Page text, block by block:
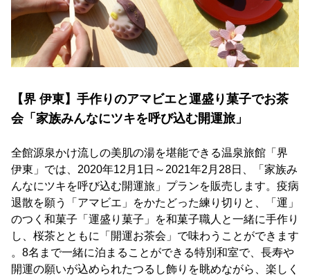
【界 伊東】手作りのアマビエと運盛り菓子でお茶
会「家族みんなにツキを呼び込む開運旅」
全館源泉かけ流しの美肌の湯を堪能できる温泉旅館「界
伊東」では、2020年12月1日～2021年2月28日、「家族み
んなにツキを呼び込む開運旅」プランを販売します。疫病
退散を願う「アマビエ」をかたどった練り切りと、「運」
のつく和菓子「運盛り菓子」を和菓子職人と一緒に手作り
し、桜茶とともに「開運お茶会」で味わうことができます
。8名まで一緒に泊まることができる特別和室で、長寿や
開運の願いが込められたつるし飾りを眺めながら、楽しく